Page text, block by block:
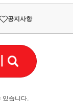
공지사항
있습니다.